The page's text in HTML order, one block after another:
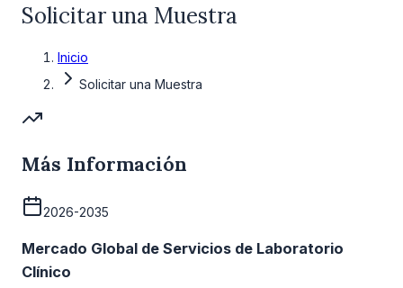
Solicitar una Muestra
Inicio
Solicitar una Muestra
Más Información
2026-2035
Mercado Global de Servicios de Laboratorio
Clínico